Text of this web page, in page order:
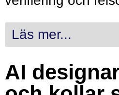
Läs mer...
AI